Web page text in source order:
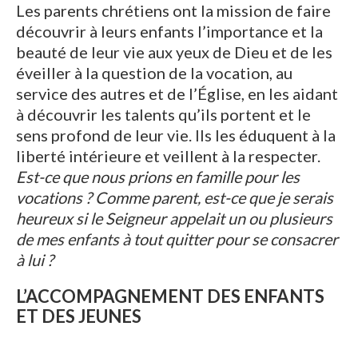
Les parents chrétiens ont la mission de faire
découvrir à leurs enfants l’importance et la
beauté de leur vie aux yeux de Dieu et de les
éveiller à la question de la vocation, au
service des autres et de l’Église, en les aidant
à découvrir les talents qu’ils portent et le
sens profond de leur vie. Ils les éduquent à la
liberté intérieure et veillent à la respecter.
Est-ce que nous prions en famille pour les
vocations ? Comme parent, est-ce que je serais
heureux si le Seigneur appelait un ou plusieurs
de mes enfants à tout quitter pour se consacrer
à lui ?
L’ACCOMPAGNEMENT DES ENFANTS
ET DES JEUNES